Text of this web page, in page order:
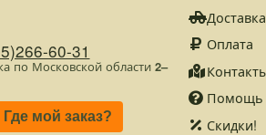
Доставка
Оплата
Помощь
Скидки!
60-31
по Московской области 2–
Где мой заказ?